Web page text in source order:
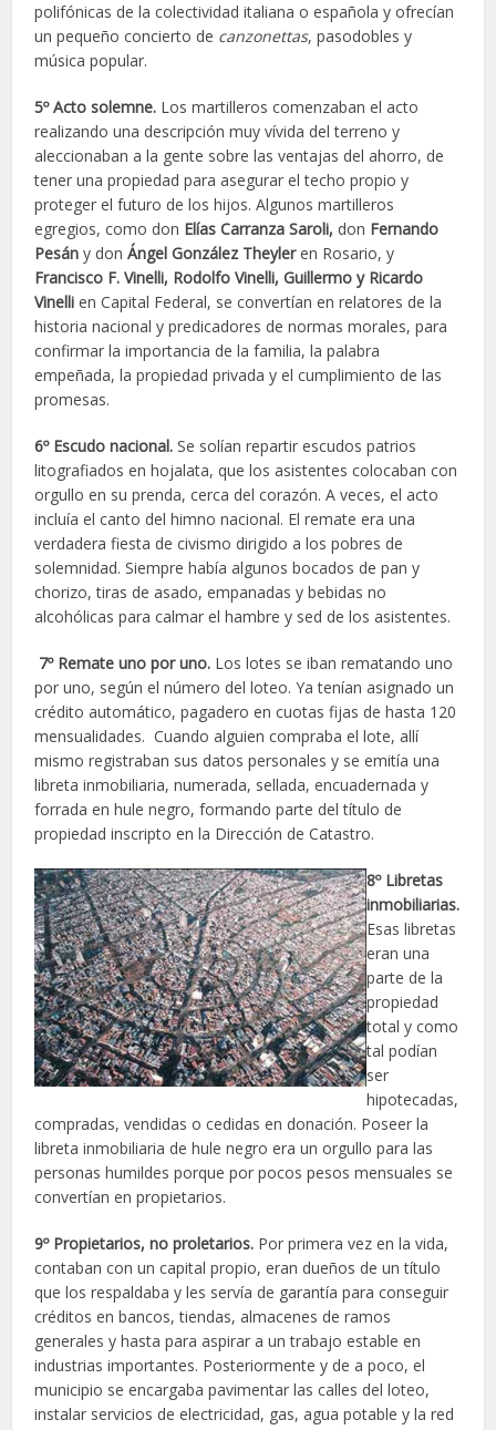
polifónicas de la colectividad italiana o española y ofrecían
un pequeño concierto de canzonettas, pasodobles y
música popular.
5º Acto solemne. Los martilleros comenzaban el acto
realizando una descripción muy vívida del terreno y
aleccionaban a la gente sobre las ventajas del ahorro, de
tener una propiedad para asegurar el techo propio y
proteger el futuro de los hijos. Algunos martilleros
egregios, como don Elías Carranza Saroli, don Fernando
Pesán y donÁngel González Theyleren Rosario, y
Francisco F. Vinelli, Rodolfo Vinelli, Guillermo y Ricardo
Vinellien Capital Federal, se convertían en relatores de la
historia nacional y predicadores de normas morales, para
confirmar la importancia de la familia, la palabra
empeñada, la propiedad privada y el cumplimiento de las
promesas.
6º Escudo nacional.Se solían repartir escudos patrios
litografiados en hojalata, que los asistentes colocaban con
orgullo en su prenda, cerca del corazón. A veces, el acto
incluía el canto del himno nacional. El remate era una
verdadera fiesta de civismo dirigido a los pobres de
solemnidad. Siempre había algunos bocados de pan y
chorizo, tiras de asado, empanadas y bebidas no
alcohólicas para calmar el hambre y sed de los asistentes.
7º Remate uno por uno. Los lotes se iban rematando uno
por uno, según el número del loteo. Ya tenían asignado un
crédito automático, pagadero en cuotas fijas de hasta 120
mensualidades. Cuando alguien compraba el lote, allí
mismo registraban sus datos personales y se emitía una
libreta inmobiliaria, numerada, sellada, encuadernada y
forrada en hule negro, formando parte del título de
propiedad inscripto en la Dirección de Catastro.
8º Libretas
inmobiliarias.
Esas libretas
eran una
parte de la
propiedad
total y como
tal podían
ser
hipotecadas,
compradas, vendidas o cedidas en donación. Poseer la
libreta inmobiliaria de hule negro era un orgullo para las
personas humildes porque por pocos pesos mensuales se
convertían en propietarios.
9º Propietarios, no proletarios. Por primera vez en la vida,
contaban con un capital propio, eran dueños de un título
que los respaldaba y les servía de garantía para conseguir
créditos en bancos, tiendas, almacenes de ramos
generales y hasta para aspirar a un trabajo estable en
industrias importantes. Posteriormente y de a poco, el
municipio se encargaba pavimentar las calles del loteo,
instalar servicios de electricidad, gas, agua potable y la red